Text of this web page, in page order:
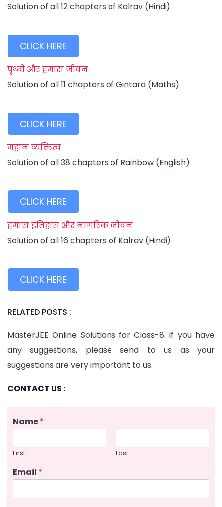
Solution of all 12 chapters of Kalrav (Hindi)
CLICK HERE
पृथ्वी और हमारा जीवन
Solution of all 11 chapters of Gintara (Maths)
CLICK HERE
महान व्यक्तित्व
Solution of all 38 chapters of Rainbow (English)
CLICK HERE
हमारा इतिहास और नागरिक जीवन
Solution of all 16 chapters of Kalrav (Hindi)
CLICK HERE
RELATED POSTS :
MasterJEE Online Solutions for Class-8. If you have
any suggestions, please send to us as your
suggestions are very important to us.
CONTACT US :
Name*
First Last
Email *